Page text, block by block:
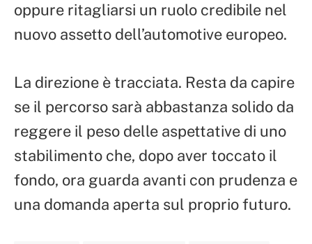
oppure ritagliarsi un ruolo credibile nel
nuovo assetto dell’automotive europeo.
La direzione è tracciata. Resta da capire
se il percorso sarà abbastanza solido da
reggere il peso delle aspettative di uno
stabilimento che, dopo aver toccato il
fondo, ora guarda avanti con prudenza e
una domanda aperta sul proprio futuro.